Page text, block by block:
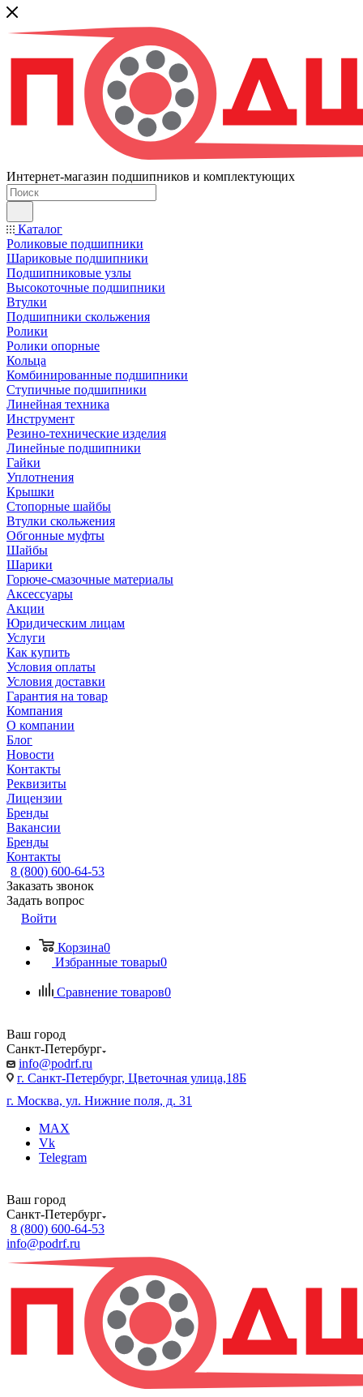
Интернет-магазин подшипников и комплектующих
Каталог
Роликовые подшипники
Шариковые подшипники
Подшипниковые узлы
Высокоточные подшипники
Втулки
Подшипники скольжения
Ролики
Ролики опорные
Кольца
Комбинированные подшипники
Ступичные подшипники
Линейная техника
Инструмент
Резино-технические изделия
Линейные подшипники
Гайки
Уплотнения
Крышки
Стопорные шайбы
Втулки скольжения
Обгонные муфты
Шайбы
Шарики
Горюче-смазочные материалы
Аксессуары
Акции
Юридическим лицам
Услуги
Как купить
Условия оплаты
Условия доставки
Гарантия на товар
Компания
О компании
Блог
Новости
Контакты
Реквизиты
Лицензии
Бренды
Вакансии
Бренды
Контакты
8 (800) 600-64-53
Заказать звонок
Задать вопрос
Войти
Корзина0
Избранные товары0
Сравнение товаров0
Ваш город
Санкт-Петербург
info@podrf.ru
г. Санкт-Петербург, Цветочная улица,18Б
г. Москва, ул. Нижние поля, д. 31
MAX
Vk
Telegram
Ваш город
Санкт-Петербург
8 (800) 600-64-53
info@podrf.ru